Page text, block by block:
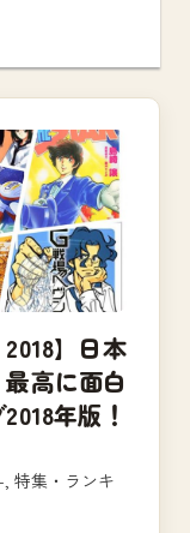
】日本
高に面白
年版！
,特集・ランキ